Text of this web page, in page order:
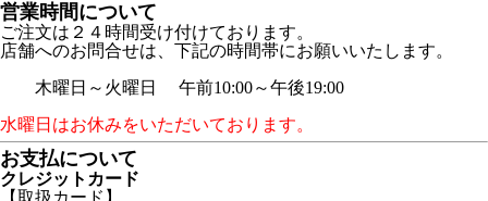
営業時間について
ご注文は２４時間受け付けております。
店舗へのお問合せは、下記の時間帯にお願いいたします。
木曜日～火曜日 午前10:00～午後19:00
水曜日はお休みをいただいております。
お支払について
クレジットカード